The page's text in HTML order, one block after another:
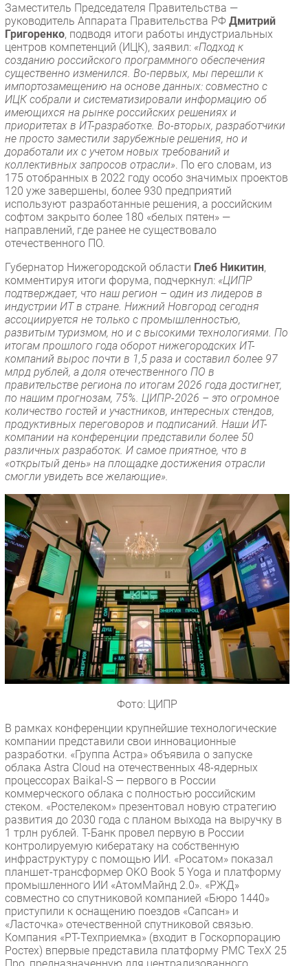
Заместитель Председателя Правительства —
руководитель Аппарата Правительства РФ Дмитрий
Григоренко, подводя итоги работы индустриальных
центров компетенций (ИЦК), заявил: «Подход к
созданию российского программного обеспечения
существенно изменился. Во-первых, мы перешли к
импортозамещению на основе данных: совместно с
ИЦК собрали и систематизировали информацию об
имеющихся на рынке российских решениях и
приоритетах в ИТ-разработке. Во-вторых, разработчики
не просто заместили зарубежные решения, но и
доработали их с учетом новых требований и
коллективных запросов отрасли» . По его словам, из
175 отобранных в 2022 году особо значимых проектов
120 уже завершены, более 930 предприятий
используют разработанные решения, а российским
софтом закрыто более 180 «белых пятен» —
направлений, где ранее не существовало
отечественного ПО.
Губернатор Нижегородской области Глеб Никитин,
комментируя итоги форума, подчеркнул: «ЦИПР
подтверждает, что наш регион – один из лидеров в
индустрии ИТ в стране. Нижний Новгород сегодня
ассоциируется не только с промышленностью,
развитым туризмом, но и с высокими технологиями. По
итогам прошлого года оборот нижегородских ИТ-
компаний вырос почти в 1,5 раза и составил более 97
млрд рублей, а доля отечественного ПО в
правительстве региона по итогам 2026 года достигнет,
по нашим прогнозам, 75%. ЦИПР-2026 – это огромное
количество гостей и участников, интересных стендов,
продуктивных переговоров и подписаний. Наши ИТ-
компании на конференции представили более 50
различных разработок. И самое приятное, что в
«открытый день» на площадке достижения отрасли
смогли увидеть все желающие».
Фото: ЦИПР
В рамках конференции крупнейшие технологические
компании представили свои инновационные
разработки. «Группа Астра» объявила о запуске
облака Astra Cloud на отечественных 48-ядерных
процессорах Baikal-S — первого в России
коммерческого облака с полностью российским
стеком. «Ростелеком» презентовал новую стратегию
развития до 2030 года с планом выхода на выручку в
1 трлн рублей. Т-Банк провел первую в России
контролируемую кибератаку на собственную
инфраструктуру с помощью ИИ. «Росатом» показал
планшет-трансформер OKO Book 5 Yoga и платформу
промышленного ИИ «АтомМайнд 2.0». «РЖД»
совместно со спутниковой компанией «Бюро 1440»
приступили к оснащению поездов «Сапсан» и
«Ласточка» отечественной спутниковой связью.
Компания «РТ-Техприемка» (входит в Госкорпорацию
Ростех) впервые представила платформу РМС ТехХ 25